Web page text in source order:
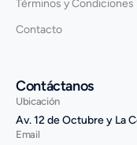
Términos y Condiciones
Contacto
Contáctanos
Ubicación
Av. 12 de Octubre y La
Email